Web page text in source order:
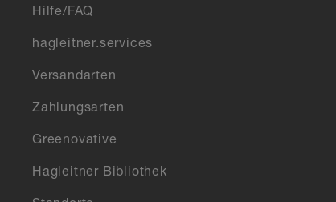
Hilfe/FAQ
hagleitner.services
Versandarten
Zahlungsarten
Greenovative
Hagleitner Bibliothek